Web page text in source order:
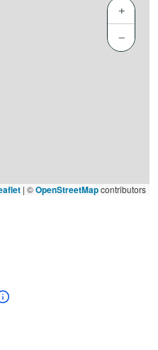
+
−
| ©OpenStreetMapcontributors